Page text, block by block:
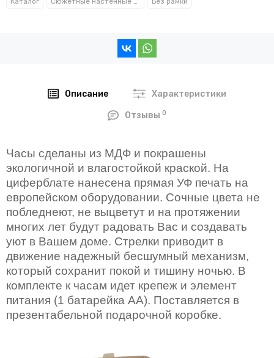
Описание Характеристики
Отзывы0
Часы сделаны из МДФ и покрашены
экологичной и влагостойкой краской. На
циферблате нанесена прямая УФ печать на
европейском оборудовании. Сочные цвета не
побледнеют, не выцветут и на протяжении
многих лет будут радовать Вас и создавать
уют в Вашем доме. Стрелки приводит в
движение надежный бесшумный механизм,
который сохранит покой и тишину ночью. В
комплекте к часам идет крепеж и элемент
питания (1 батарейка AA). Поставляется в
презентабельной подарочной коробке.